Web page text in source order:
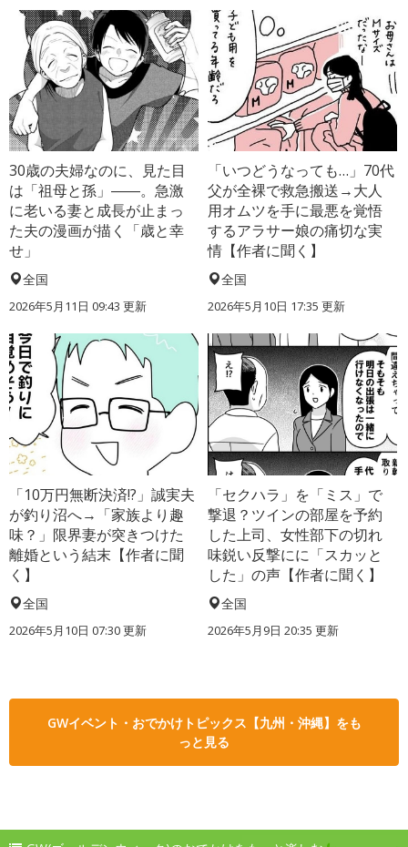
30歳の夫婦なのに、見た目
は「祖母と孫」――。急激
に老いる妻と成長が止まっ
た夫の漫画が描く「歳と幸
せ」
全国
2026年5月11日 09:43 更新
「いつどうなっても…」70代
父が全裸で救急搬送→大人
用オムツを手に最悪を覚悟
するアラサー娘の痛切な実
情【作者に聞く】
全国
2026年5月10日 17:35 更新
「10万円無断決済!?」誠実夫
が釣り沼へ→「家族より趣
味？」限界妻が突きつけた
離婚という結末【作者に聞
く】
全国
2026年5月10日 07:30 更新
「セクハラ」を「ミス」で
撃退？ツインの部屋を予約
した上司、女性部下の切れ
味鋭い反撃にに「スカッと
した」の声【作者に聞く】
全国
2026年5月9日 20:35 更新
GWイベント・おでかけトピックス【九州・沖縄】をも
っと見る